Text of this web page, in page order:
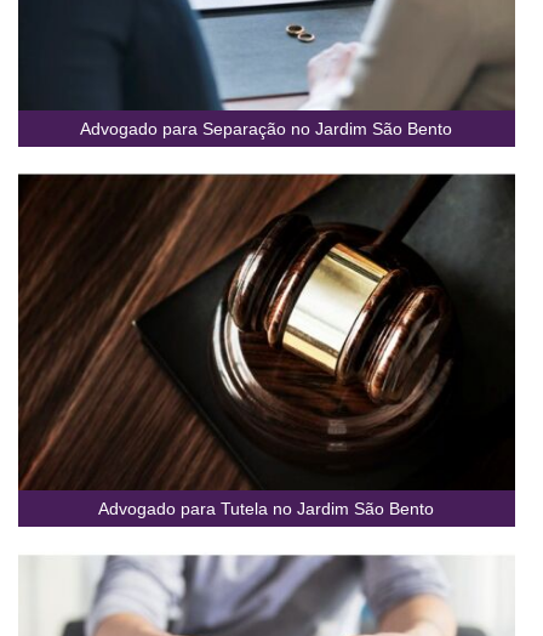
Advogado para Separação no Jardim São Bento
Advogado para Tutela no Jardim São Bento